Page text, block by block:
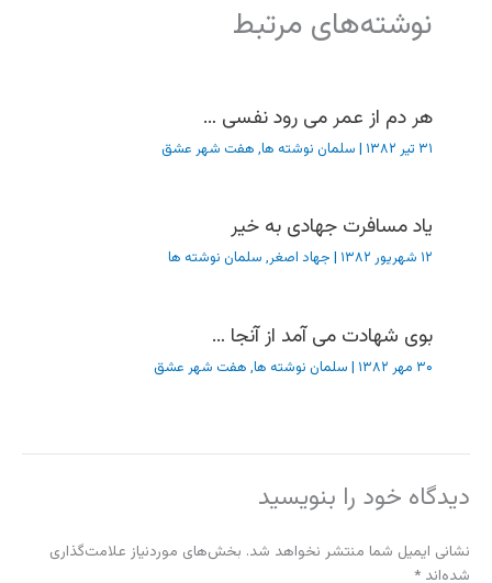
نوشته‌های مرتبط
هر دم از عمر می رود نفسی …
۳۱ تیر ۱۳۸۲ | سلمان نوشته ها, هفت شهر عشق
یاد مسافرت جهادی به خیر
۱۲ شهریور ۱۳۸۲ | جهاد اصغر, سلمان نوشته ها
بوی شهادت می آمد از آنجا …
۳۰ مهر ۱۳۸۲ | سلمان نوشته ها, هفت شهر عشق
دیدگاه‌ خود را بنویسید
نشانی ایمیل شما منتشر نخواهد شد. بخش‌های موردنیاز علامت‌گذاری
شده‌اند *